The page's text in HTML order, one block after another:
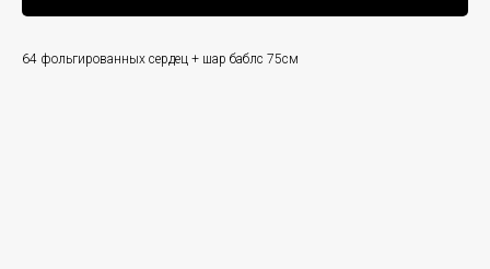
64 фольгированных сердец + шар баблс 75см